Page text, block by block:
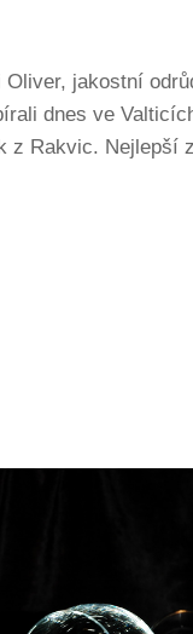
jakostní
dnes ve
Rakvic.